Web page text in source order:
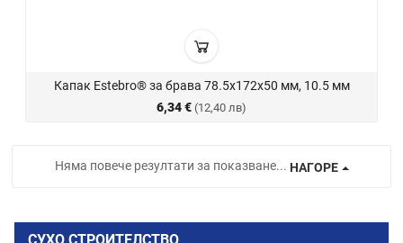
Капак Estebro® за брава 78.5х172х50 мм, 10.5 мм
6,34 € (12,40 лв)
Няма повече резултати за показване... НАГОРЕ
СУХО СТРОИТЕЛСТВО